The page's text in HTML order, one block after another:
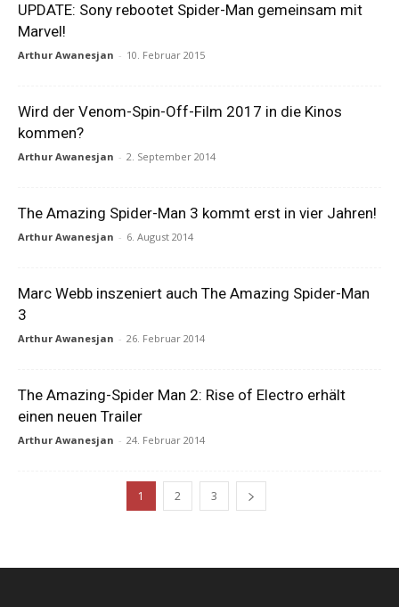
UPDATE: Sony rebootet Spider-Man gemeinsam mit
Marvel!
Arthur Awanesjan - 10. Februar 2015
Wird der Venom-Spin-Off-Film 2017 in die Kinos
kommen?
Arthur Awanesjan - 2. September 2014
The Amazing Spider-Man 3 kommt erst in vier Jahren!
Arthur Awanesjan - 6. August 2014
Marc Webb inszeniert auch The Amazing Spider-Man
3
Arthur Awanesjan - 26. Februar 2014
The Amazing-Spider Man 2: Rise of Electro erhält
einen neuen Trailer
Arthur Awanesjan - 24. Februar 2014
1 2 3